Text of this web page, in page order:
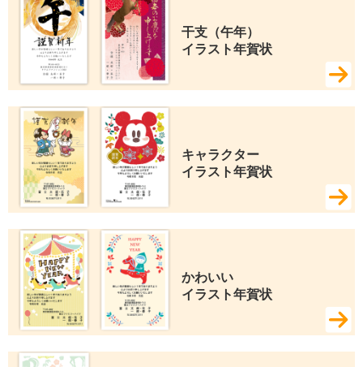
干支（午年）
イラスト年賀状
キャラクター
イラスト年賀状
かわいい
イラスト年賀状